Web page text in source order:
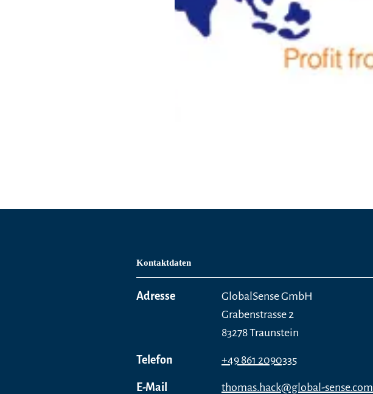
Kontaktdaten
Adresse
GlobalSense GmbH
Grabenstrasse 2
83278 Traunstein
Telefon +49 861 2090335
E-Mail thomas.hack@global-sense.com